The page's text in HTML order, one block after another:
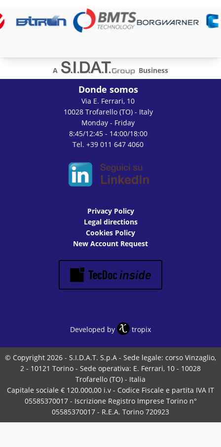
A Business
Donde somos
Via E. Ferrari, 10
10028 Trofarello (TO) - Italy
Monday - Friday
8:45/12:45 - 14:00/18:00
Tel. +39 011 647 4060
Privacy Policy
Legal directions
Cookies Policy
New Account Request
Developed by tropix
© Copyright 2026 - S.I.D.A.T. S.p.A - Sede legale: corso Vinzaglio,
2 - 10121 Torino - Sede operativa: E. Ferrari, 10 - 10028
Trofarello (TO) - Italia
Capitale sociale € 120.000,00 i.v - Codice Fiscale e partita IVA IT
05585370017 - Iscrizione Registro Imprese Torino n°
05585370017 - R.E.A. Torino 720923